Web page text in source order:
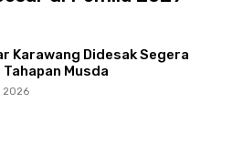
Karawang Didesak Segera
Tahapan Musda
2026